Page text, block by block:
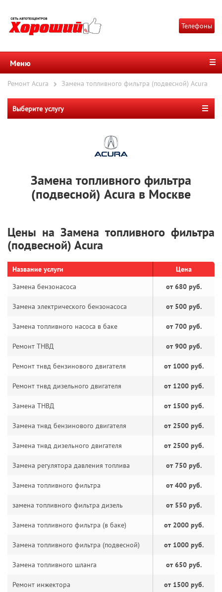
Телефоны
Меню
Ремонт Acura Замена топливного фильтра (подвесной) Acura
Выберите услугу
Замена топливного фильтра
(подвесной) Acura в Москве
Цены на Замена топливного фильтра
(подвесной) Acura
Название услуги
Цена
Замена бензонасоса
от 680 руб.
Замена электрического бензонасоса от 500 руб.
Замена топливного насоса в баке от 700 руб.
Ремонт ТНВД от 900 руб.
Ремонт тнвд бензинового двигателя от 1000 руб.
Ремонт тнвд дизельного двигателя от 1200 руб.
Замена ТНВД от 1500 руб.
Замена тнвд бензинового двигателя от 2500 руб.
Замена тнвд дизельного двигателя от 2500 руб.
Замена регулятора давления топлива от 750 руб.
Замена топливного фильтра от 400 руб.
замена топливного фильтра дизель от 550 руб.
Замена топливного фильтра (в баке) от 2000 руб.
Замена топливного фильтра (подвесной) от 1000 руб.
Замена топливного шланга от 650 руб.
Ремонт инжектора от 1500 руб.